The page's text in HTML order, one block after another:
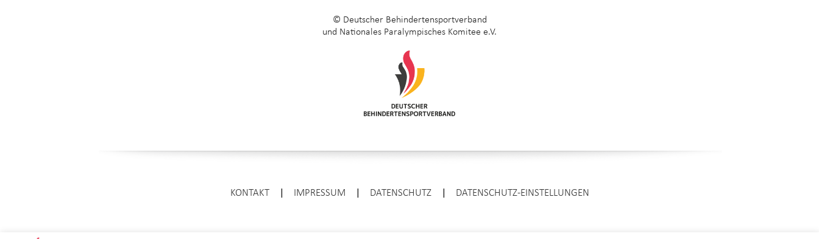
© Deutscher Behindertensportverband
und Nationales Paralympisches Komitee e.V.
KONTAKT IMPRESSUM DATENSCHUTZ DATENSCHUTZ-EINSTELLUNGEN